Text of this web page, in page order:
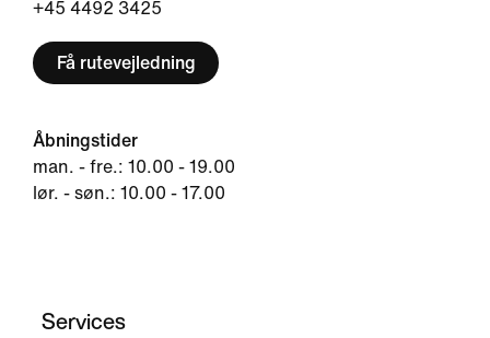
+45 4492 3425
Få rutevejledning
Åbningstider
man. - fre.: 10.00 - 19.00
lør. - søn.: 10.00 - 17.00
Services